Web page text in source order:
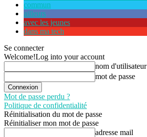
commun
ailleurs
avec les jeunes
dans ma tech
Se connecter
Welcome!Log into your account
nom d'utilisateur
mot de passe
Mot de passe perdu ?
Politique de confidentialité
Réinitialisation du mot de passe
Réinitialiser mon mot de passe
adresse mail